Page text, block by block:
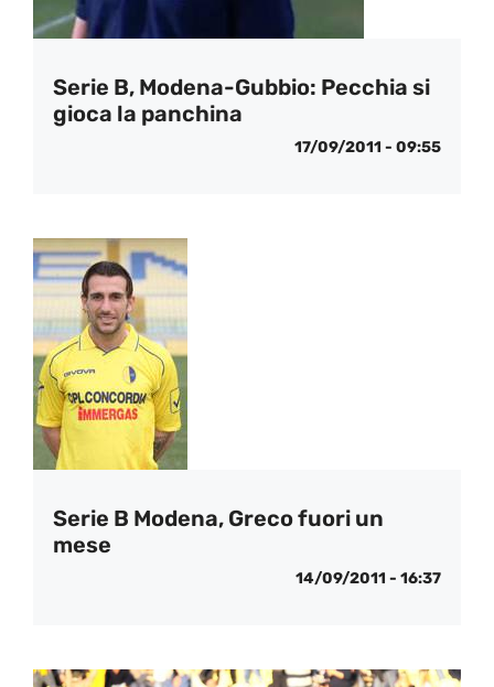
Serie B, Modena-Gubbio: Pecchia si
gioca la panchina
17/09/2011 - 09:55
Serie B Modena, Greco fuori un
mese
14/09/2011 - 16:37